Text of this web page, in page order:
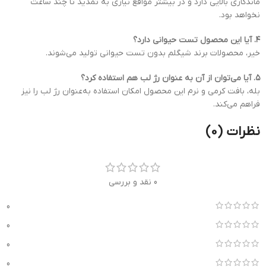
نخواهد بود.
۴. آیا این محصول تست حیوانی دارد؟
خیر، محصولات برند شیگلم بدون تست حیوانی تولید می‌شوند.
۵. آیا می‌توان از آن به عنوان رژ لب هم استفاده کرد؟
بله، بافت کرمی و نرم این محصول امکان استفاده به‌عنوان رژ لب را نیز
فراهم می‌کند.
نظرات (0)
0 نقد و بررسی
0
0
0
0